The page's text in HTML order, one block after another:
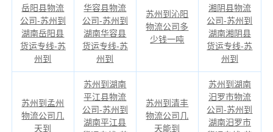
岳阳县物流
公司-苏州到
湖南岳阳县
货运专线-苏
州到
华容县物流
公司-苏州到
湖南华容县
货运专线-苏
州到
苏州到沁阳
物流公司多
少钱一吨
湘阴县物流
公司-苏州到
湖南湘阴县
货运专线-苏
州到
苏州到孟州
物流公司几
天到
苏州到湖南
平江县物流
公司-苏州到
湖南平江县
苏州到清丰
物流公司几
天能到
苏州到湖南
汨罗市物流
公司-苏州到
湖南汨罗市